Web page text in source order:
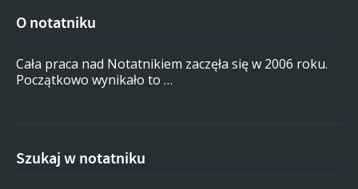
O notatniku
Cała praca nad Notatnikiem zaczęła się w 2006 roku.
Początkowo wynikało to …
Szukaj w notatniku